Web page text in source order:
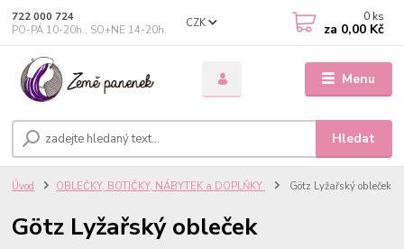
Menu
CZK
Hledat
722 000 724
PO-PÁ 10-20h., SO+NE 14-20h.
0 ks
za 0,00 Kč
Úvod OBLEČKY, BOTIČKY, NÁBYTEK a DOPLŇKY Götz Lyžařský obleček
Götz Lyžařský obleček